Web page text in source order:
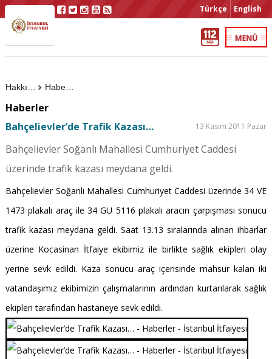
Türkçe English
Haberler
Haberler
Bahçelievler’de Trafik Kazası…
13 Kasım 2011 Pazar
Bahçelievler Soğanlı Mahallesi Cumhuriyet Caddesi
üzerinde trafik kazası meydana geldi.
Bahçelievler Soğanlı Mahallesi Cumhuriyet Caddesi üzerinde 34 VE
1473 plakalı araç ile 34 GU 5116 plakalı aracın çarpışması sonucu
trafik kazası meydana geldi. Saat 13.13 sıralarında alınan ihbarlar
üzerine Kocasinan İtfaiye ekibimiz ile birlikte sağlık ekipleri olay
yerine sevk edildi. Kaza sonucu araç içerisinde mahsur kalan iki
vatandaşımız ekibimizin çalışmalarının ardından kurtarılarak sağlık
ekipleri tarafından hastaneye sevk edildi.